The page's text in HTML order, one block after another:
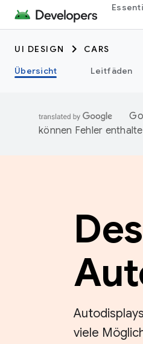
UI DESIGN
CARS
Übersicht
Leitfäden
können Fehler
viele